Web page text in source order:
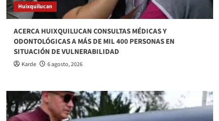
Huixquilucan
ACERCA HUIXQUILUCAN CONSULTAS MÉDICAS Y
ODONTOLÓGICAS A MÁS DE MIL 400 PERSONAS EN
SITUACIÓN DE VULNERABILIDAD
Karde 6 agosto, 2026